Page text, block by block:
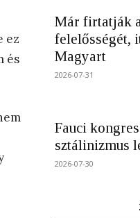
ez
és
Már firtatják
felelősségét,
Magyart
2026-07-31
Fauci
sztálinizmus
2026-07-30